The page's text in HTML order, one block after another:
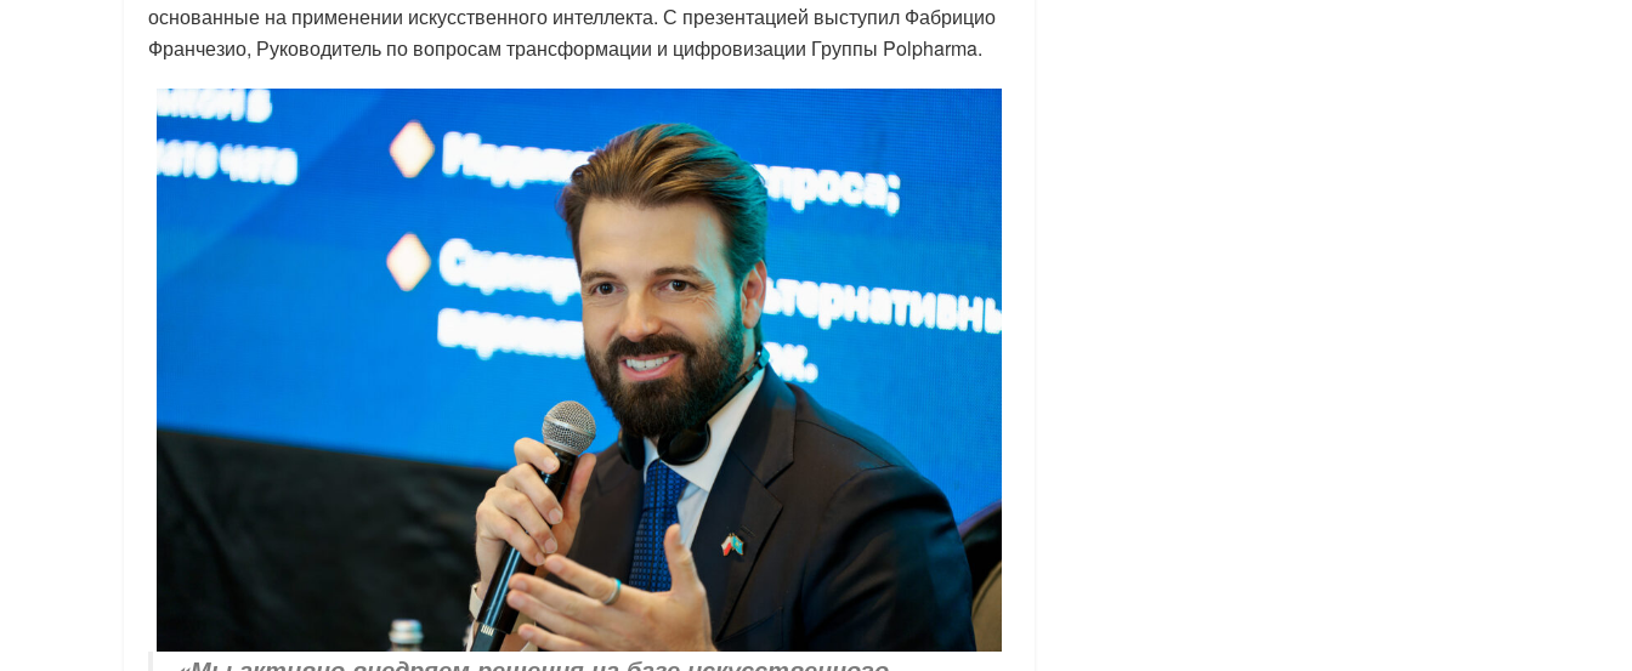
основанные на применении искусственного интеллекта. С презентацией выступил Фабрицио
Франчезио, Руководитель по вопросам трансформации и цифровизации Группы Polpharma.